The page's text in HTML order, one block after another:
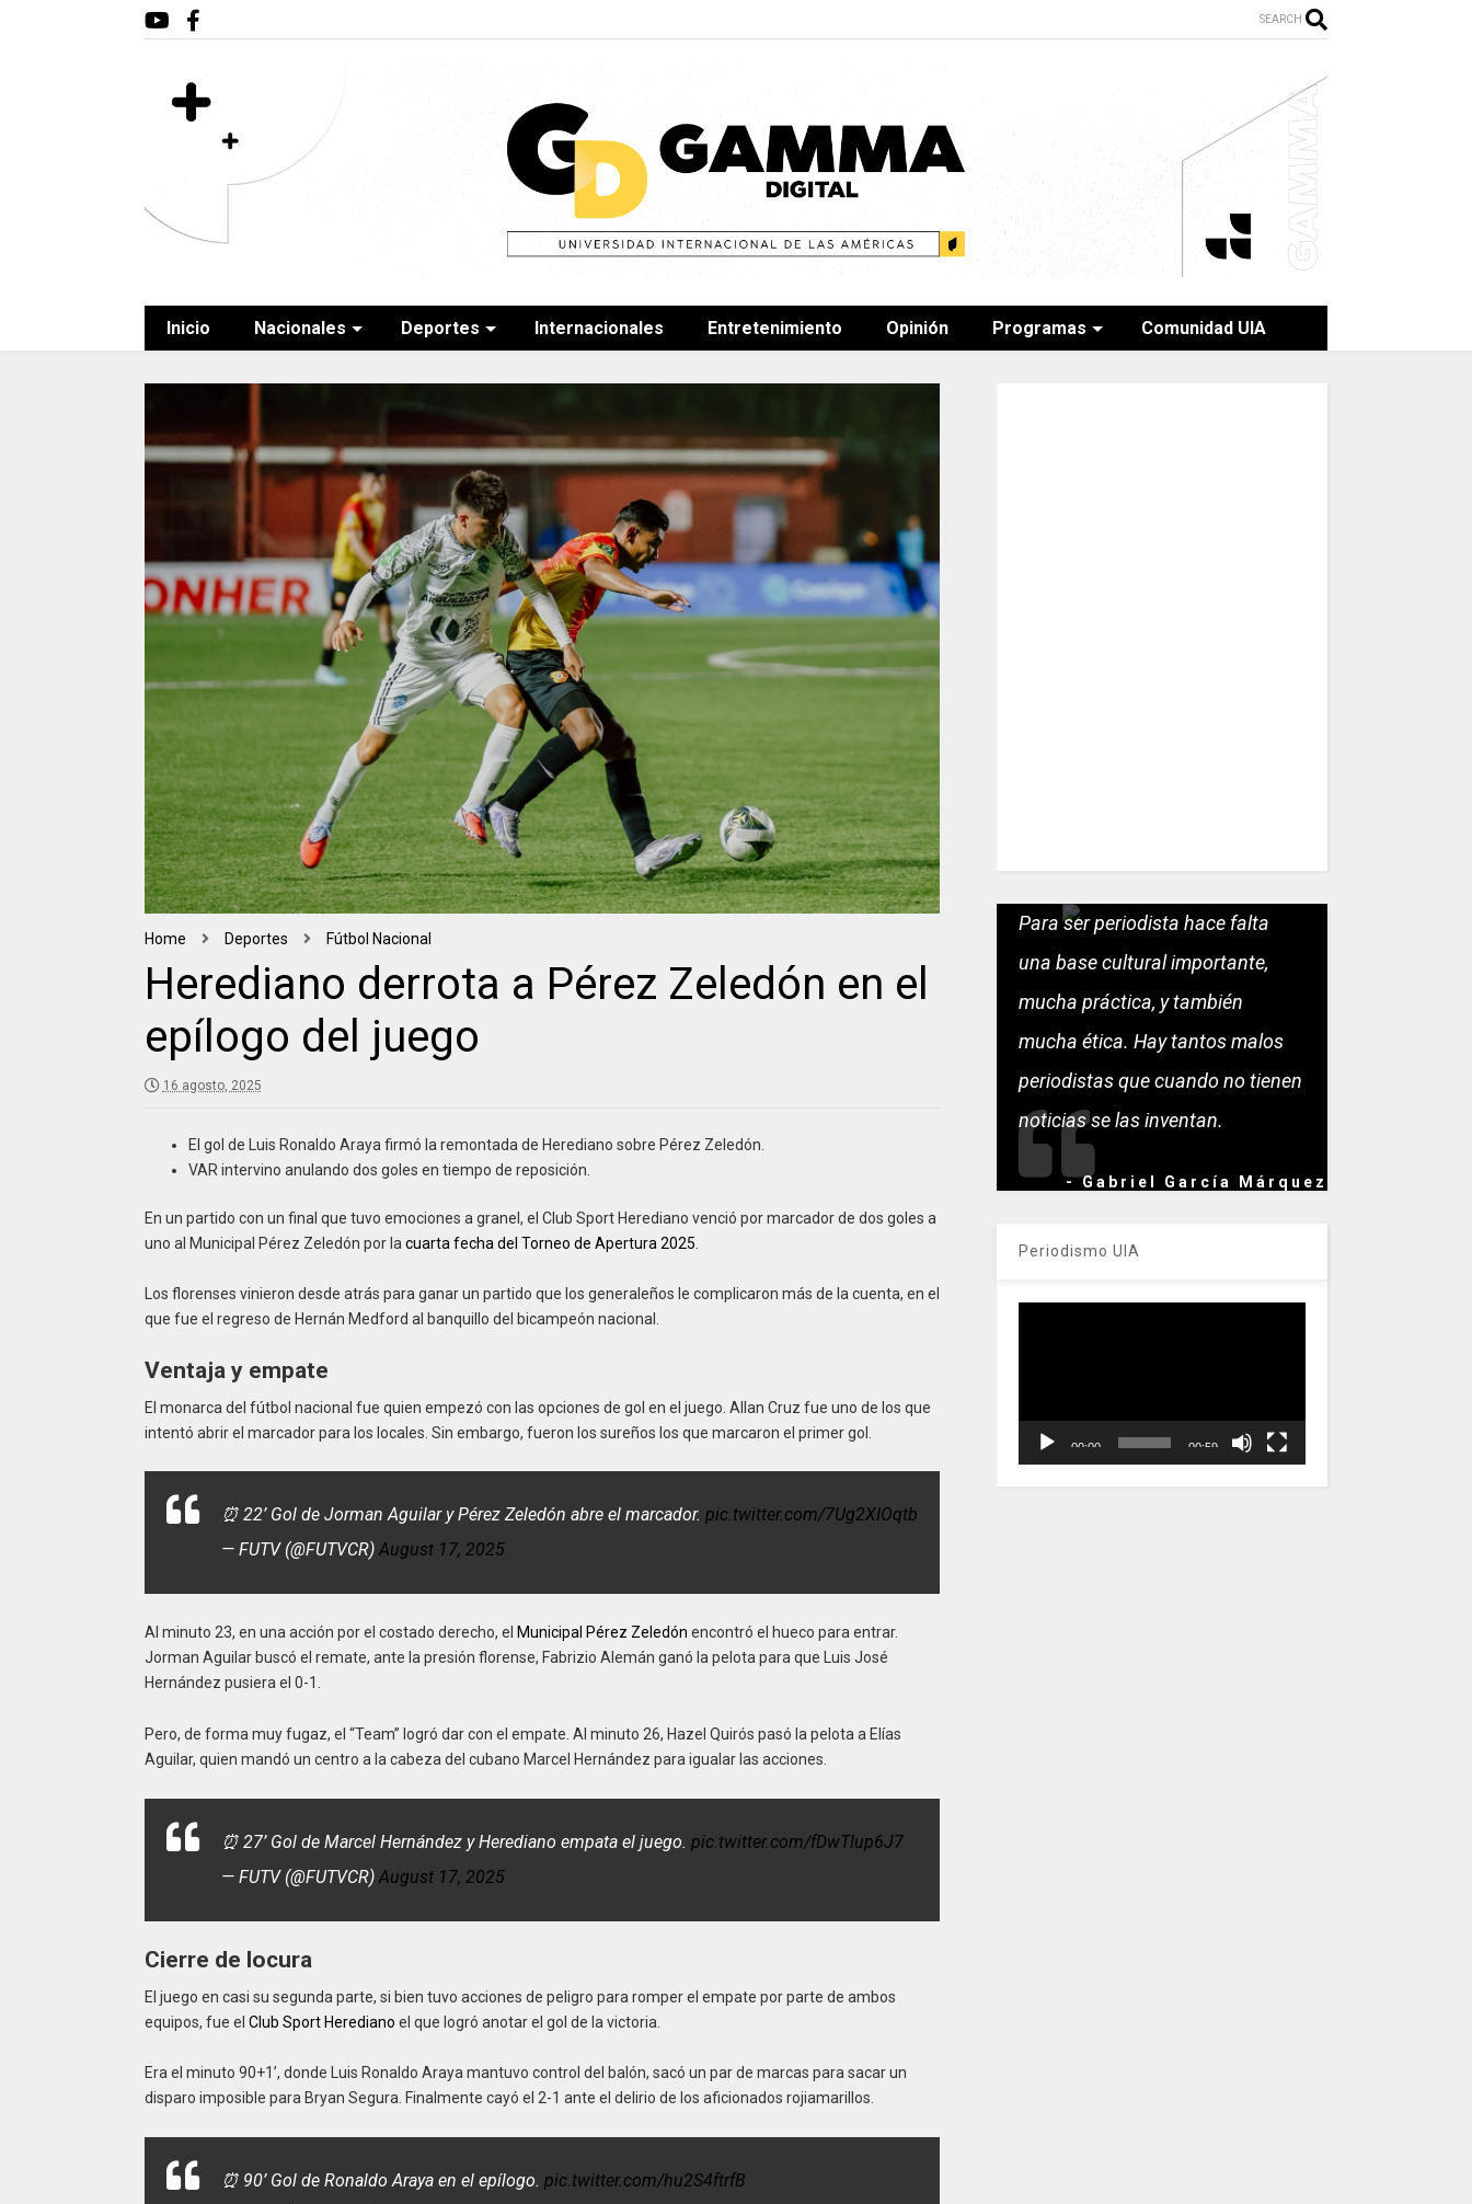
SEARCH
Inicio Nacionales Deportes Internacionales Entretenimiento Opinión Programas Comunidad UIA
Home Deportes Fútbol Nacional
Herediano derrota a Pérez Zeledón en el
epílogo del juego
16 agosto, 2025
El gol de Luis Ronaldo Araya firmó la remontada de Herediano sobre Pérez Zeledón.
VAR intervino anulando dos goles en tiempo de reposición.
En un partido con un final que tuvo emociones a granel, el Club Sport Herediano venció por marcador de dos goles a
uno al Municipal Pérez Zeledón por la cuarta fecha del Torneo de Apertura 2025
Los florenses vinieron desde atrás para ganar un partido que los generaleños le complicaron más de la cuenta, en el
que fue el regreso de Hernán Medford al banquillo del bicampeón nacional.
Ventaja y empate
El monarca del fútbol nacional fue quien empezó con las opciones de gol en el juego. Allan Cruz fue uno de los que
intentó abrir el marcador para los locales. Sin embargo, fueron los sureños los que marcaron el primer gol.
⏰ 22’ Gol de Jorman Aguilar y Pérez Zeledón abre el marcador. pic.twitter.com/7Ug2XIOqtb
— FUTV (@FUTVCR) August 17, 2025
Al minuto 23, en una acción por el costado derecho, el Municipal Pérez Zeledón encontró el hueco para entrar.
Jorman Aguilar buscó el remate, ante la presión florense, Fabrizio Alemán ganó la pelota para que Luis José
Hernández pusiera el 0-1.
Pero, de forma muy fugaz, el “Team” logró dar con el empate. Al minuto 26, Hazel Quirós pasó la pelota a Elías
Aguilar, quien mandó un centro a la cabeza del cubano Marcel Hernández para igualar las acciones.
⏰ 27’ Gol de Marcel Hernández y Herediano empata el juego. pic.twitter.com/fDwTIup6J7
— FUTV (@FUTVCR) August 17, 2025
Cierre de locura
El juego en casi su segunda parte, si bien tuvo acciones de peligro para romper el empate por parte de ambos
equipos, fue el Club Sport Herediano el que logró anotar el gol de la victoria.
Era el minuto 90+1’, donde Luis Ronaldo Araya mantuvo control del balón, sacó un par de marcas para sacar un
disparo imposible para Bryan Segura. Finalmente cayó el 2-1 ante el delirio de los aficionados rojiamarillos.
⏰ 90’ Gol de Ronaldo Araya en el epílogo. pic.twitter.com/hu2S4ftrfB
Para ser periodista hace falta
una base cultural importante,
mucha práctica, y también
mucha ética. Hay tantos malos
periodistas que cuando no tienen
noticias se las inventan.
- Gabriel García Márquez
Periodismo UIA
00:00 00:59